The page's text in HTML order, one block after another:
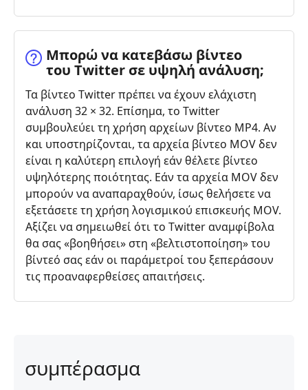
Μπορώ να κατεβάσω βίντεο
του Twitter σε υψηλή ανάλυση;
Τα βίντεο Twitter πρέπει να έχουν ελάχιστη
ανάλυση 32 × 32. Επίσημα, το Twitter
συμβουλεύει τη χρήση αρχείων βίντεο MP4. Αν
και υποστηρίζονται, τα αρχεία βίντεο MOV δεν
είναι η καλύτερη επιλογή εάν θέλετε βίντεο
υψηλότερης ποιότητας. Εάν τα αρχεία MOV δεν
μπορούν να αναπαραχθούν, ίσως θελήσετε να
εξετάσετε τη χρήση λογισμικού επισκευής MOV.
Αξίζει να σημειωθεί ότι το Twitter αναμφίβολα
θα σας «βοηθήσει» στη «βελτιστοποίηση» του
βίντεό σας εάν οι παράμετροί του ξεπεράσουν
τις προαναφερθείσες απαιτήσεις.
συμπέρασμα